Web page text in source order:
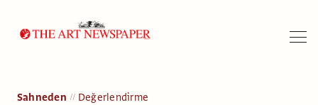
Sahneden Değerlendirme